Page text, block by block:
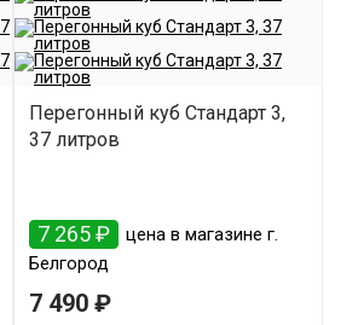
Перегонный куб Стандарт 3,
37 литров
7 265 ₽
цена в магазине г.
Белгород
7 490 ₽